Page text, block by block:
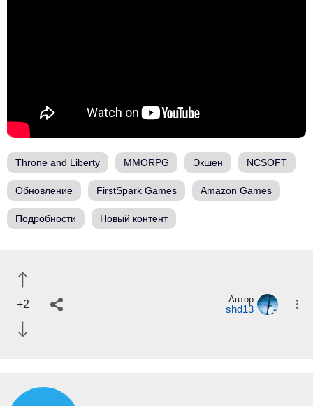
Throne and Liberty MMORPG Экшен NCSOFT
Обновление FirstSpark Games Amazon Games
Подробности Новый контент
+2 Автор
shd13